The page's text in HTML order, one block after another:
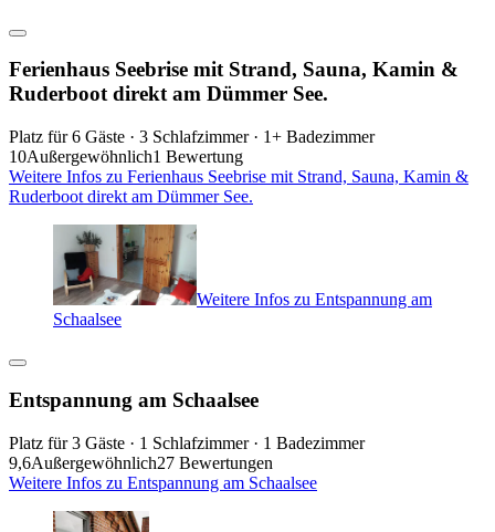
Ferienhaus Seebrise mit Strand, Sauna, Kamin &
Ruderboot direkt am Dümmer See.
Platz für 6 Gäste · 3 Schlafzimmer · 1+ Badezimmer
10Außergewöhnlich1 Bewertung
Weitere Infos zu Ferienhaus Seebrise mit Strand, Sauna, Kamin &
Ruderboot direkt am Dümmer See.
Weitere Infos zu Entspannung am
Schaalsee
Entspannung am Schaalsee
Platz für 3 Gäste · 1 Schlafzimmer · 1 Badezimmer
9,6Außergewöhnlich27 Bewertungen
Weitere Infos zu Entspannung am Schaalsee